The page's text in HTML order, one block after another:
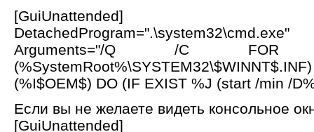
[GuiUnattended]
DetachedProgram=".\system32\cmd.exe"
Arguments="/Q /C
(%I$OEM$) DO (IF EXIST %J (start /min /
Если вы не желаетe видеть консольное
[GuiUnattended]